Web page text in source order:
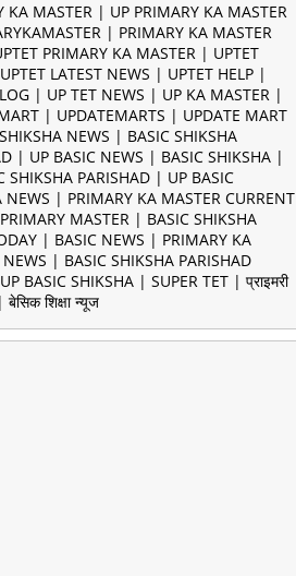
KA MASTER | UP PRIMARY KA MASTER
| PRIMARY KA MASTER
PRIMARY KA MASTER | UPTET
LATEST NEWS | UPTET HELP |
| UP TET NEWS | UP KA MASTER |
| UPDATEMARTS | UPDATE MART
NEWS | BASIC SHIKSHA
| UP BASIC NEWS | BASIC SHIKSHA |
SHIKSHA PARISHAD | UP BASIC
NEWS | PRIMARY KA MASTER CURRENT
MASTER | BASIC SHIKSHA
| BASIC NEWS | PRIMARY KA
NEWS | BASIC SHIKSHA PARISHAD
BASIC SHIKSHA | SUPER TET | प्राइमरी
शिक्षा न्यूज